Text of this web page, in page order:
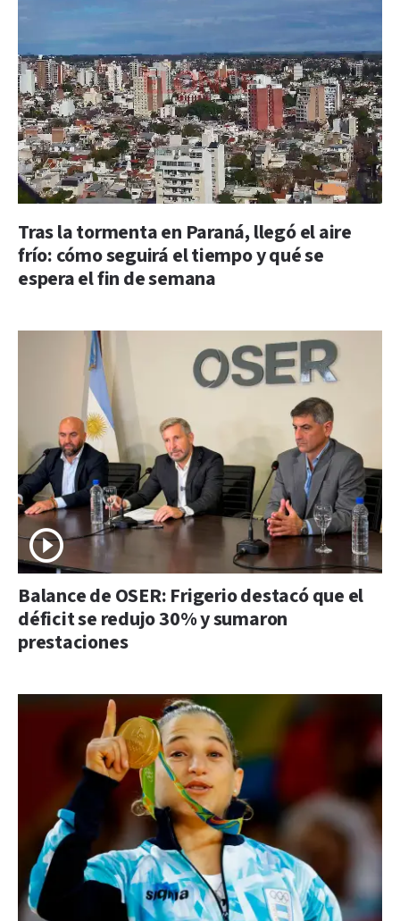
Tras la tormenta en Paraná, llegó el aire
frío: cómo seguirá el tiempo y qué se
espera el fin de semana
Balance de OSER: Frigerio destacó que el
déficit se redujo 30% y sumaron
prestaciones